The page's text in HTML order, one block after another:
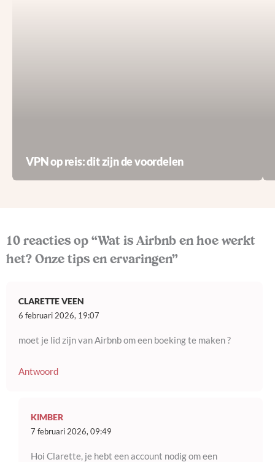
VPN op reis: dit zijn de voordelen
10 reacties op “Wat is Airbnb en hoe werkt
het? Onze tips en ervaringen”
CLARETTE VEEN
6 februari 2026, 19:07
moet je lid zijn van Airbnb om een boeking te maken ?
Antwoord
KIMBER
7 februari 2026, 09:49
Hoi Clarette, je hebt een account nodig om een